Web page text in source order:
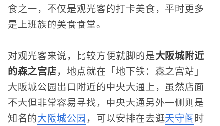
食之一，不仅是观光客的打卡美食，平时更多
是上班族的美食食堂。
对观光客来说，比较方便就脚的是大阪城附近
的森之宫店，地点就在「地下铁：森之宫站」
大阪城公园出口附近的中央大通上，虽然店面
不大但非常容易寻找，中央大通另外一侧则是
知名的大阪城公园，可以安排在去逛天守阁时